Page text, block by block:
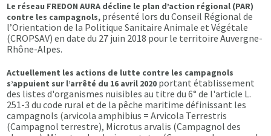
Le réseau FREDON AURA décline le plan d’action régional (PAR)
contre les campagnols, présenté lors du Conseil Régional de
l’Orientation de la Politique Sanitaire Animale et Végétale
(CROPSAV) en date du 27 juin 2018 pour le territoire Auvergne-
Rhône-Alpes.
Actuellement les actions de lutte contre les campagnols
s’appuient sur l’arrêté du 16 avril 2020 portant établissement
des listes d'organismes nuisibles au titre du 6° de l'article L.
251-3 du code rural et de la pêche maritime définissant les
campagnols (arvicola amphibius = Arvicola Terrestris
(Campagnol terrestre), Microtus arvalis (Campagnol des